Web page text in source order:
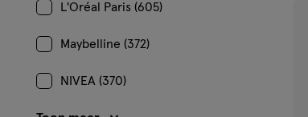
L'Oréal Paris (605)
Maybelline (372)
NIVEA (370)